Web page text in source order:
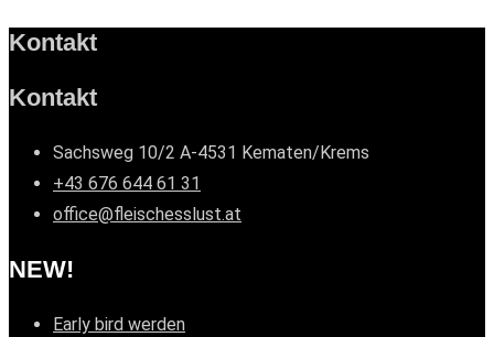
Kontakt
Kontakt
Sachsweg 10/2 A-4531 Kematen/Krems
+43 676 644 61 31
office@fleischesslust.at
NEW!
Early bird werden